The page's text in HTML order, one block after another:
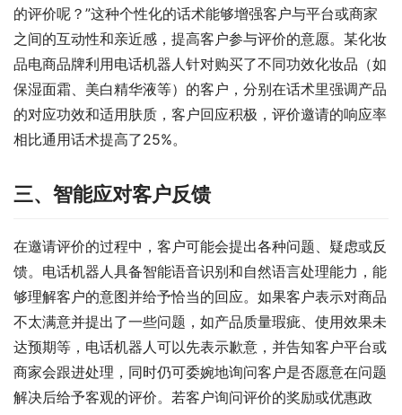
的评价呢？”这种个性化的话术能够增强客户与平台或商家
之间的互动性和亲近感，提高客户参与评价的意愿。某化妆
品电商品牌利用电话机器人针对购买了不同功效化妆品（如
保湿面霜、美白精华液等）的客户，分别在话术里强调产品
的对应功效和适用肤质，客户回应积极，评价邀请的响应率
相比通用话术提高了25%。
三、智能应对客户反馈
在邀请评价的过程中，客户可能会提出各种问题、疑虑或反
馈。电话机器人具备智能语音识别和自然语言处理能力，能
够理解客户的意图并给予恰当的回应。如果客户表示对商品
不太满意并提出了一些问题，如产品质量瑕疵、使用效果未
达预期等，电话机器人可以先表示歉意，并告知客户平台或
商家会跟进处理，同时仍可委婉地询问客户是否愿意在问题
解决后给予客观的评价。若客户询问评价的奖励或优惠政